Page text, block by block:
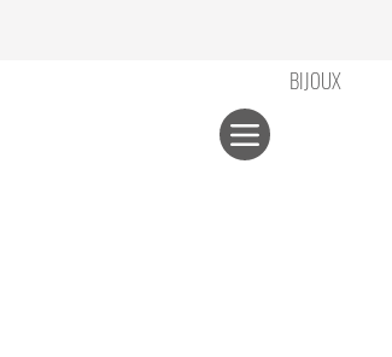
BIJOUX